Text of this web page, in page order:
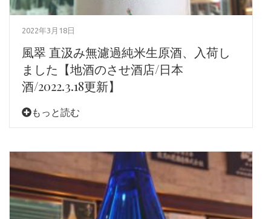
2022年3月18日
風翠 直汲み無濾過純米生原酒、入荷し
ました【地酒のさせ酒店/日本
酒/2022.3.18更新】
もっと読む